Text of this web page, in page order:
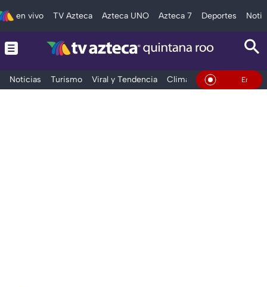
en vivo TV Azteca Azteca UNO Azteca 7 Deportes
Noticias Turismo Viral y Tendencia Clima Tráfico En Vivo